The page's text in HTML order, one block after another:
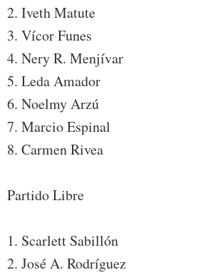
2. Iveth Matute
3. Vícor Funes
4. Nery R. Menjívar
5. Leda Amador
6. Noelmy Arzú
7. Marcio Espinal
8. Carmen Rivea
Partido Libre
1. Scarlett Sabillón
2. José A. Rodríguez